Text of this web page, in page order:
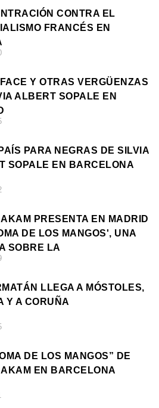
CONTRA EL
FRANCÉS EN
Y OTRAS VERGÜENZAS
ALBERT SOPALE EN
PARA NEGRAS DE SILVIA
SOPALE EN BARCELONA
AKAM PRESENTA EN MADRID
DE LOS MANGOS', UNA
SOBRE LA
LLEGA A MÓSTOLES,
Y A CORUÑA
DE LOS MANGOS” DE
AKAM EN BARCELONA